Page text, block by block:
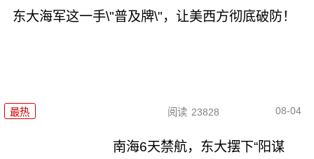
东大海军这一手\"普及牌\"，让美西方彻底破防！
最热 阅读 23828 08-04
南海6天禁航，东大摆下“阳谋